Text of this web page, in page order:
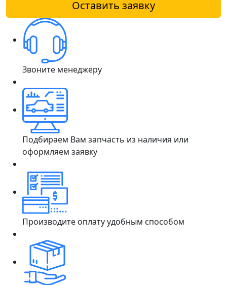
Оставить заявку
Звоните менеджеру
Подбираем Вам запчасть из наличия или
оформляем заявку
Производите оплату удобным способом